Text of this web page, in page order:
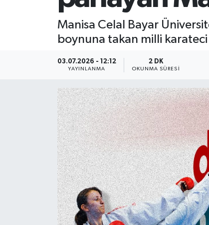
Manisa Celal Bayar
boynuna takan milli
03.07.2026 - 12:12
YAYINLANMA
2 DK
OKUNMA SÜRESI
Gündem
Resmi İlan
Tüm Manşetler
Son Dakika Haberleri
Haber Arşivi